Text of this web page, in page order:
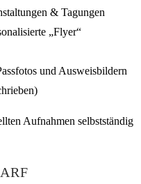
& Tagungen
„Flyer“
und Ausweisbildern